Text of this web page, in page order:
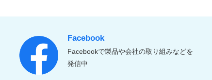
Facebook
Facebookで製品や会社の取り組みなどを
発信中